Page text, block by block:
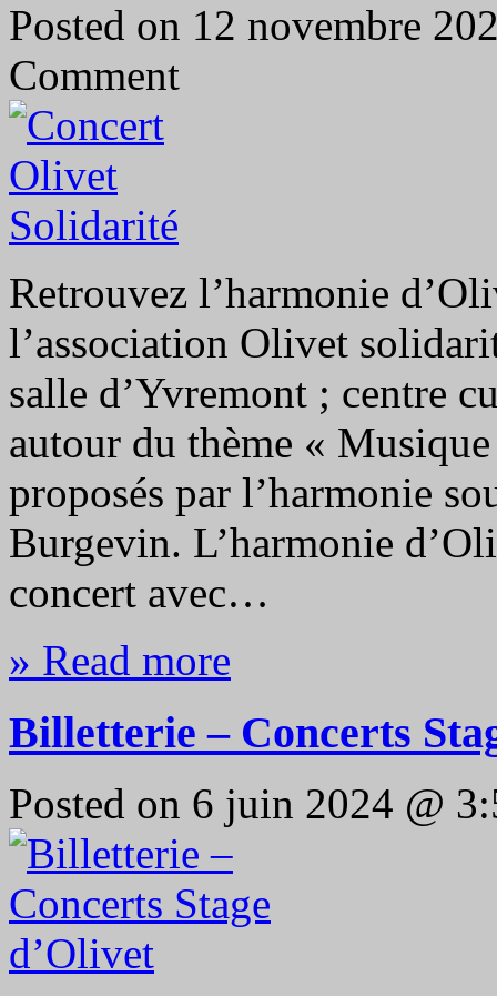
Posted on 12 novembre
Comment
Retrouvez l’harmonie
l’association Olivet
salle d’Yvremont ; centre
autour du thème «
proposés par l’harmonie
Burgevin. L’harmonie
concert avec…
» Read more
Billetterie – Concerts
Posted on 6 juin 2024 @